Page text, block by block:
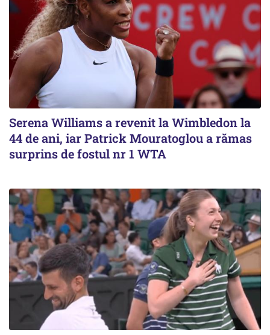
Serena Williams a revenit la Wimbledon la
44 de ani, iar Patrick Mouratoglou a rămas
surprins de fostul nr 1 WTA